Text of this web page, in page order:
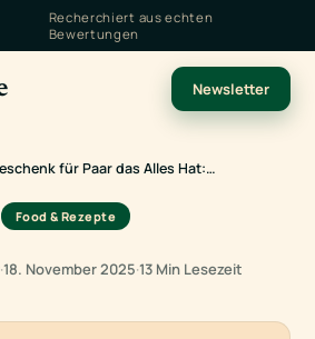
Recherchiert aus echten
Bewertungen
Newsletter
für Paar das Alles Hat:…
Food & Rezepte
·18. November 2025·13 Min Lesezeit